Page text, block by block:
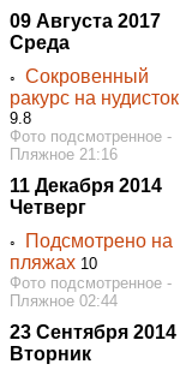
09 Августа 2017
Среда
◦Сокровенный
ракурс на нудисток
9.8
Фото подсмотренное -
Пляжное 21:16
11 Декабря 2014
Четверг
◦
Подсмотрено на
пляжах 10
Фото подсмотренное -
Пляжное 02:44
23 Сентября 2014
Вторник